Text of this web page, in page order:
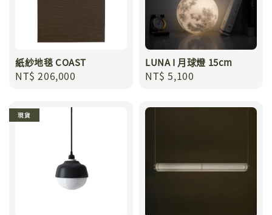
紙紗地毯 COAST
Regular
NT$ 206,000
LUNA I 月球燈 15cm
Regular
NT$ 5,100
現貨